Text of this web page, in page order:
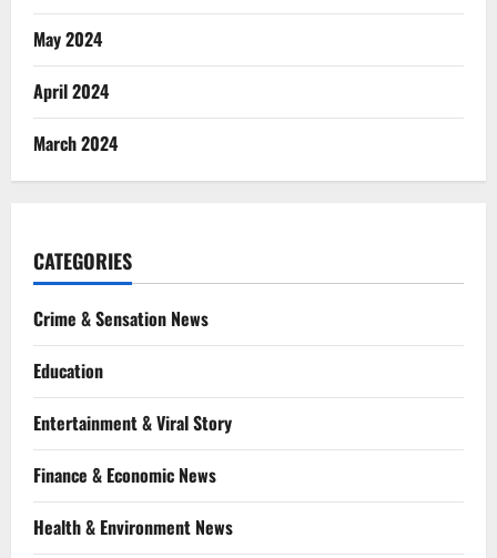
May 2024
April 2024
March 2024
CATEGORIES
Crime & Sensation News
Education
Entertainment & Viral Story
Finance & Economic News
Health & Environment News